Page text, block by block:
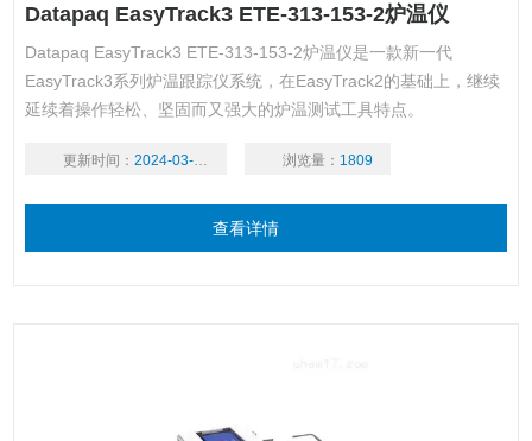
Datapaq EasyTrack3 ETE-313-153-2炉温仪
Datapaq EasyTrack3 ETE-313-153-2炉温仪是一款新一代
EasyTrack3系列炉温跟踪仪系统，在EasyTrack2的基础上，继续
延续着操作轻松、坚固而又强大的炉温测试工具特点。
更新时间： 2024-03-18 浏览量： 1809
查看详情